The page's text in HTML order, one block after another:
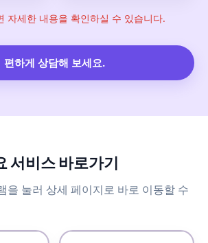
자세한 내용을 확인하실 수 있습니다.
편하게 상담해 보세요.
서비스 바로가기
을 눌러 상세 페이지로 바로 이동할 수